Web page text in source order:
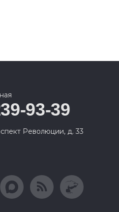
93-39
Революции, д. 33